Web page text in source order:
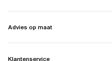
Advies op maat
Klantenservice